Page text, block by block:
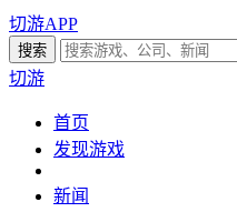
切游APP
切游
首页
发现游戏
新闻